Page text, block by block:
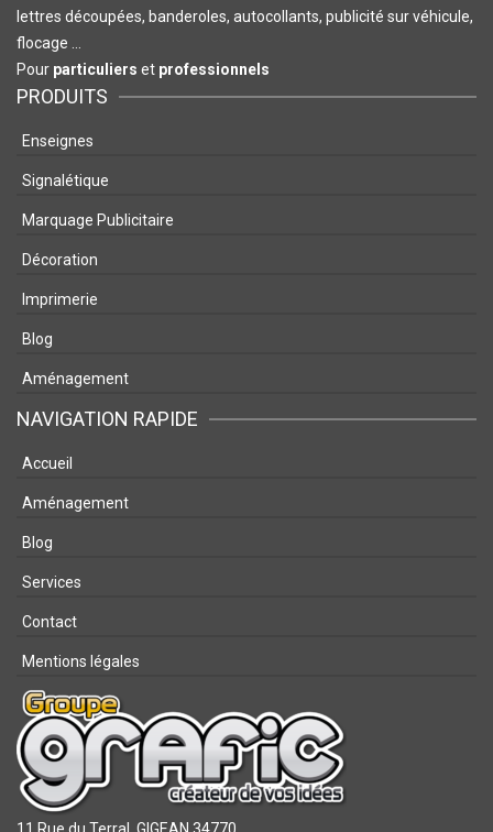
lettres découpées, banderoles, autocollants, publicité sur véhicule,
flocage …
Pour particuliers et professionnels
PRODUITS
Enseignes
Signalétique
Marquage Publicitaire
Décoration
Imprimerie
Blog
Aménagement
NAVIGATION RAPIDE
Accueil
Aménagement
Blog
Services
Contact
Mentions légales